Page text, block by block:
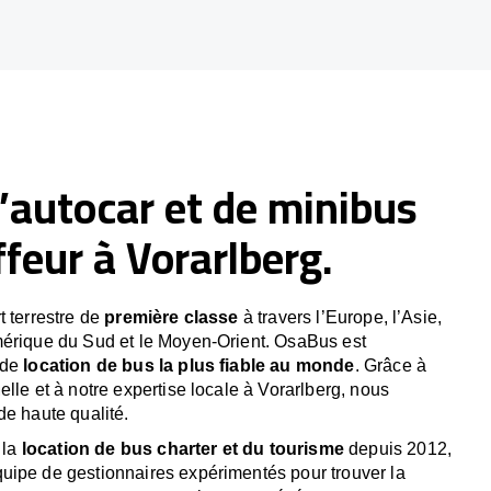
et de minibus
à Vorarlberg.
terrestre de première classe à travers l’Europe, l’Asie,
du Sud et le Moyen-Orient. OsaBus est
location de bus la plus fiable au monde. Grâce à
et à notre expertise locale à Vorarlberg, nous
haute qualité.
location de bus charter et du tourismedepuis 2012,
de gestionnaires expérimentés pour trouver la